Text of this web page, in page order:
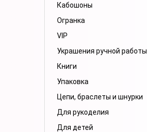
Кабошоны
Огранка
VIP
Украшения ручной работы
Книги
Упаковка
Цепи, браслеты и шнурки
Для рукоделия
Для детей